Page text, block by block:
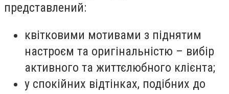
представлений:
квітковими мотивами з піднятим
настроєм та оригінальністю – вибір
активного та життєлюбного клієнта;
у спокійних відтінках, подібних до